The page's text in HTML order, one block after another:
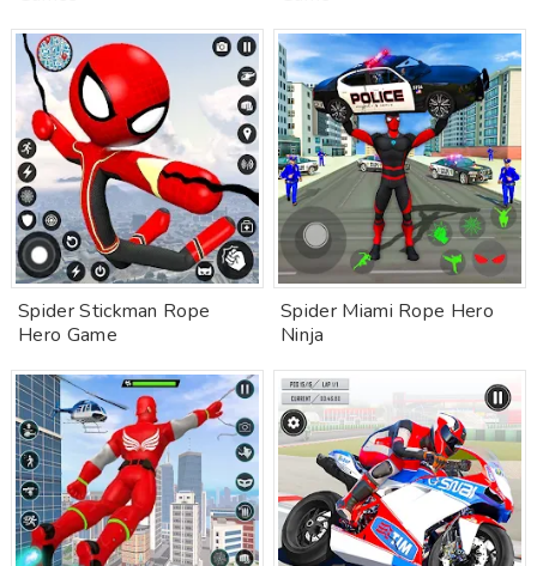
Spider Stickman Rope
Hero Game
Spider Miami Rope Hero
Ninja